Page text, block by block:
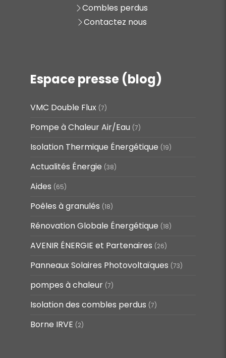
Combles perdus
Contactez nous
Espace presse (blog)
VMC Double Flux (7)
Pompe à Chaleur Air/Eau (7)
Isolation Thermique Énergétique (19)
Actualités Énergie (38)
Aides (65)
Poêles à granulés (18)
Rénovation Globale Énergétique (18)
AVENIR ÉNERGIE et Partenaires (26)
Panneaux Solaires Photovoltaïques (73)
pompes à chaleur (7)
Isolation des combles perdus (7)
Borne IRVE (2)